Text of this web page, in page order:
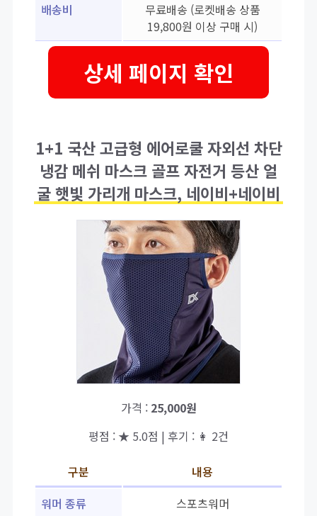
배송비
무료배송 (로켓배송 상품
19,800원 이상 구매 시)
상세 페이지 확인
1+1 국산 고급형 에어로쿨 자외선 차단
냉감 메쉬 마스크 골프 자전거 등산 얼
굴 햇빛 가리개 마스크, 네이비+네이비
가격 : 25,000원
평점 : ★ 5.0점 | 후기 : 👩 2건
구분
내용
워머 종류
스포츠워머